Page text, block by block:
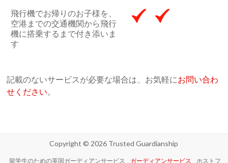
飛行機でお帰りのお子様を、
空港までの交通機関から飛行
機に搭乗するまで付き添いま
す
記載のないサービスが必要な場合は、お気軽にお問い合わ
せください。
Copyright © 2026 Trusted Guardianship
留学生のための英国ガーディアンサービス ガーディアンサービス ホストフ